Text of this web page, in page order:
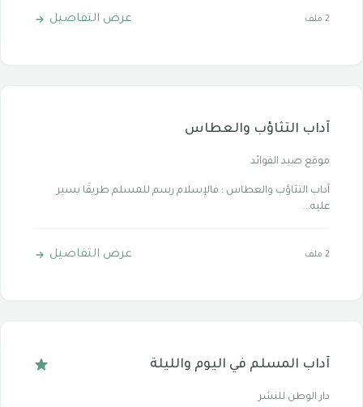
2 ملف عرض التفاصيل
آداب التثاؤب والعطاس
موقع صيد الفوائد
آداب التثاؤب والعطاس : فالإِسلام رسم للمسلم طريقًا يسير
عليه...
2 ملف عرض التفاصيل
آداب المسلم في اليوم والليلة
دار الوطن للنشر